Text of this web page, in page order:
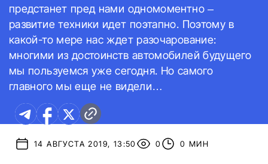
предстанет пред нами одномоментно –
развитие техники идет поэтапно. Поэтому в
какой-то мере нас ждет разочарование:
многими из достоинств автомобилей будущего
мы пользуемся уже сегодня. Но самого
главного мы еще не видели…
14 АВГУСТА 2019, 13:50 0 0 МИН